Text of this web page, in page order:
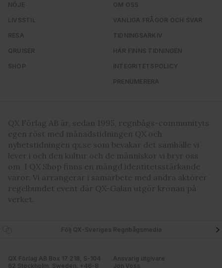
NÖJE
LIVSSTIL
RESA
QRUISER
SHOP
OM OSS
VANLIGA FRÅGOR OCH SVAR
TIDNINGSARKIV
HÄR FINNS TIDNINGEN
INTEGRITETSPOLICY
PRENUMERERA
QX Förlag AB är, sedan 1995, regnbågs-communityts
egen röst med månadstidningen QX och
nyhetstidningen qx.se som bevakar det samhälle vi
lever i och den kultur och de människor vi bryr oss
om. I QX Shop finns en mängd identitetsstärkande
varor. Vi arrangerar i samarbete med andra aktörer
regelbundet event där QX-Galan utgör kronan på
verket.
Följ QX-Sveriges Regnbågsmedia
QX Förlag AB Box 17 218, S-104
62 Stockholm, Sweden. +46-8
Ansvarig utgivare
Jon Voss